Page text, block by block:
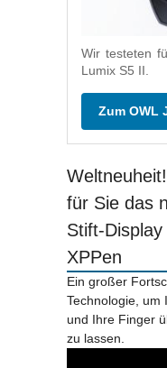
Wir testeten
Lumix S5 II.
Zum OWL
für Sie das
Stift-
XPPen
Ein großer
Technologie, um
und Ihre Finger
zu lassen.